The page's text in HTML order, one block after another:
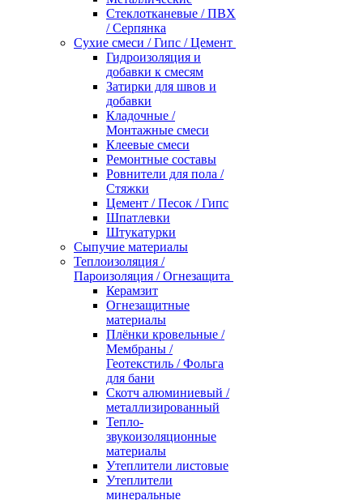
Стеклотканевые / ПВХ
/ Серпянка
Сухие смеси / Гипс / Цемент
Гидроизоляция и
добавки к смесям
Затирки для швов и
добавки
Кладочные /
Монтажные смеси
Клеевые смеси
Ремонтные составы
Ровнители для пола /
Стяжки
Цемент / Песок / Гипс
Шпатлевки
Штукатурки
Сыпучие материалы
Теплоизоляция /
Пароизоляция / Огнезащита
Керамзит
Огнезащитные
материалы
Плёнки кровельные /
Мембраны /
Геотекстиль / Фольга
для бани
Скотч алюминиевый /
металлизированный
Тепло-
звукоизоляционные
материалы
Утеплители листовые
Утеплители
минеральные